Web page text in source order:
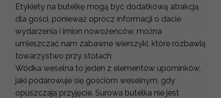
Etykiety na butelkę mogą być dodatkową atrakcją
dla gości, ponieważ oprócz informacji o dacie
wydarzenia i imion nowożeńców, można
umieszczać nam zabawne wierszyki, które rozbawią
towarzystwo przy stołach
Wódka weselna to jeden z elementów upominków,
jaki podarowuje się gościom weselnym, gdy
opuszczają przyjęcie. Surowa butelka nie jest